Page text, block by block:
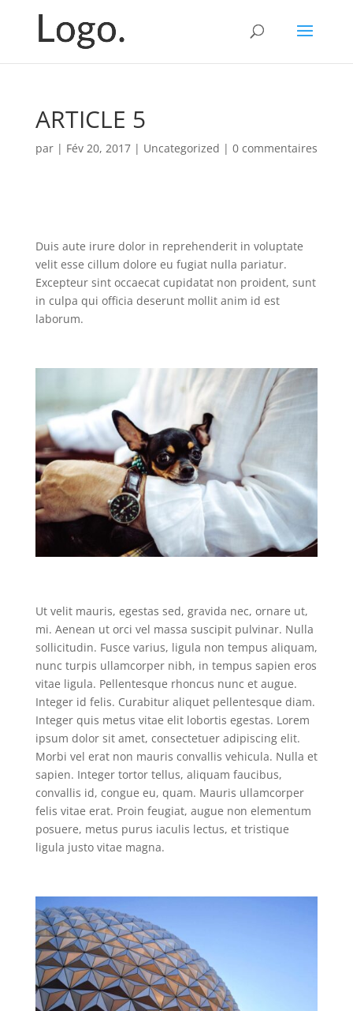
ARTICLE 5
par | Fév 20, 2017| Uncategorized | 0 commentaires
Duis aute irure dolor in reprehenderit in voluptate
velit esse cillum dolore eu fugiat nulla pariatur.
Excepteur sint occaecat cupidatat non proident, sunt
in culpa qui officia deserunt mollit anim id est
laborum.
Ut velit mauris, egestas sed, gravida nec, ornare ut,
mi. Aenean ut orci vel massa suscipit pulvinar. Nulla
sollicitudin. Fusce varius, ligula non tempus aliquam,
nunc turpis ullamcorper nibh, in tempus sapien eros
vitae ligula. Pellentesque rhoncus nunc et augue.
Integer id felis. Curabitur aliquet pellentesque diam.
Integer quis metus vitae elit lobortis egestas. Lorem
ipsum dolor sit amet, consectetuer adipiscing elit.
Morbi vel erat non mauris convallis vehicula. Nulla et
sapien. Integer tortor tellus, aliquam faucibus,
convallis id, congue eu, quam. Mauris ullamcorper
felis vitae erat. Proin feugiat, augue non elementum
posuere, metus purus iaculis lectus, et tristique
ligula justo vitae magna.